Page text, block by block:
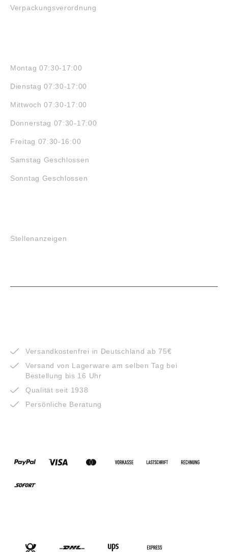
Verpackungsverordnung
Montag 07:30-17:00
Dienstag 07:30-17:00
Mittwoch 07:30-17:00
Donnerstag 07:30-17:00
Freitag 07:30-16:00
Samstag Geschlossen
Sonntag Geschlossen
Stellenanzeigen
Versandkostenfrei in Deutschland ab 75€
Versand von Lagerware am selben Tag bei
Bestellung bis 16 Uhr
Qualität seit 1938
Persönliche Beratung